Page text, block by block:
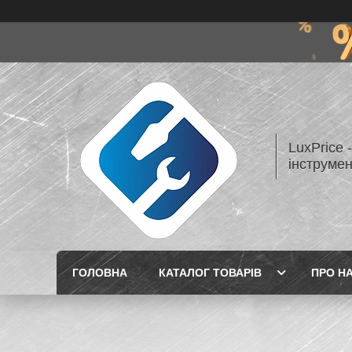
LuxPrice
ГОЛОВНА КАТАЛОГ ТОВАРІВ ПРО